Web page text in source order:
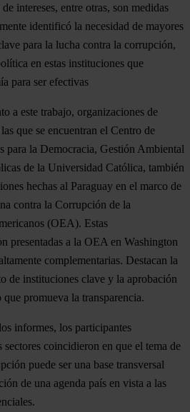
intereses, entre otras, son medidas
identificó la necesidad de mayores
para la lucha contra la corrupción,
en estas instituciones que
para ser efectivas
a este trabajo, organizaciones de
que se encuentran el Centro de
para la Democracia, Gestión Ambiental
de la Universidad Católica, también
hechas al Paraguay en el marco de
contra la Corrupción de la
(OEA). Estas
presentadas a la OEA en Washington
complementarias. Destacan la
de instituciones clave y la aprobación
promueva la transparencia.
informes, los participantes
sectores coincidieron en que el tema de
puede ser una base transversal
de una agenda país en vista a las